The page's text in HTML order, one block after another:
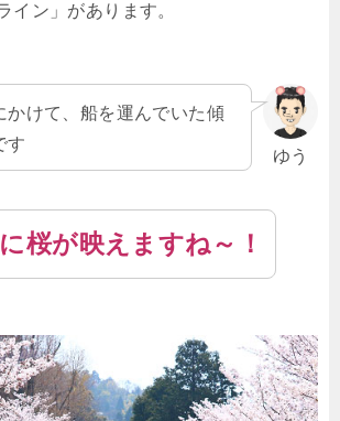
イン」があります。
ゆう
かけて、船を運んでいた傾
す
桜が映えますね～！